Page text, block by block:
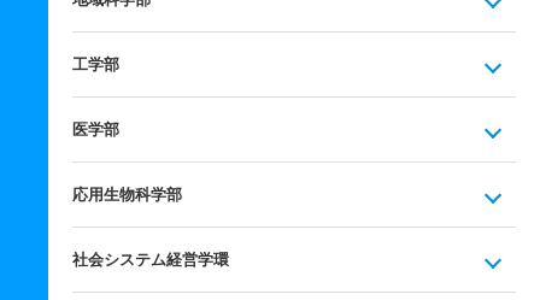
工学部
医学部
応用生物科学部
社会システム経営学環